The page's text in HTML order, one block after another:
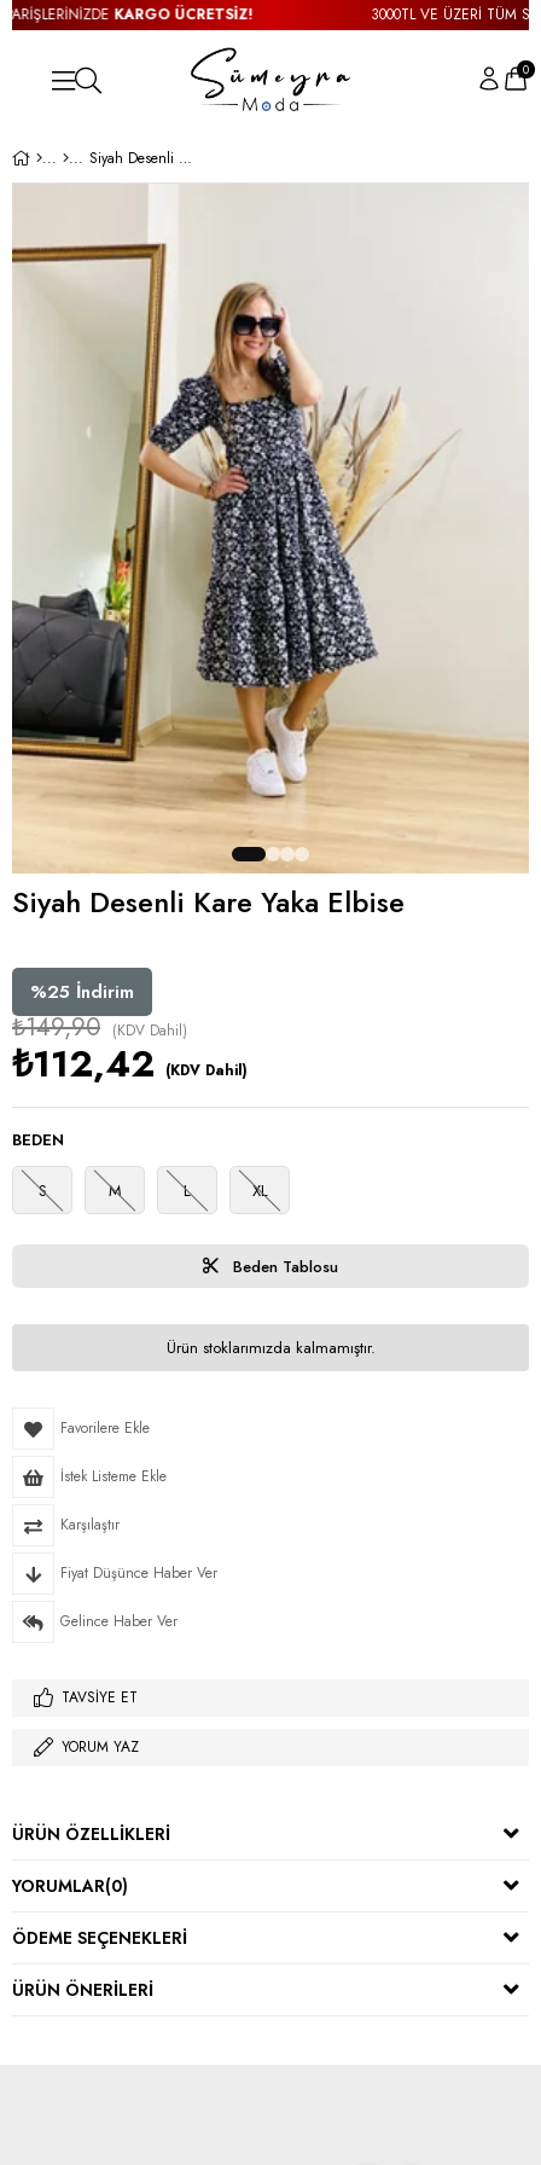
KARGO ÜCRETSİZ! 3000TL VE ÜZERİ TÜM
0
Siyah Desenli Kare Yaka Elbise
Siyah Desenli Kare Yaka Elbise
%25 İndirim
₺149,90 (KDV Dahil)
₺112,42 (KDV Dahil)
BEDEN
S M L XL
Beden Tablosu
Ürün stoklarımızda kalmamıştır.
Favorilere Ekle
İstek Listeme Ekle
Karşılaştır
Fiyat Düşünce Haber Ver
Gelince Haber Ver
TAVSIYE ET
YORUM YAZ
ÜRÜN ÖZELLIKLERI
YORUMLAR(0)
ÖDEME SEÇENEKLERI
ÜRÜN ÖNERILERI